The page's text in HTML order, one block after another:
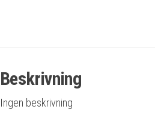
Beskrivning
Ingen beskrivning